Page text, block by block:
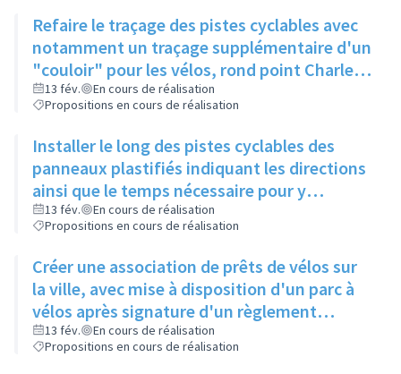
Refaire le traçage des pistes cyclables avec
notamment un traçage supplémentaire d'un
"couloir" pour les vélos, rond point Charles
de Gaulle, pour relier 2 pistes existantes
13 fév.
En cours de réalisation
Propositions en cours de réalisation
Installer le long des pistes cyclables des
panneaux plastifiés indiquant les directions
ainsi que le temps nécessaire pour y
accéder, et une comparaison avec le temps
mis en voiture
13 fév.
En cours de réalisation
Propositions en cours de réalisation
Créer une association de prêts de vélos sur
la ville, avec mise à disposition d'un parc à
vélos après signature d'un règlement
intérieur et d'une charte de respect du
matériel
13 fév.
En cours de réalisation
Propositions en cours de réalisation